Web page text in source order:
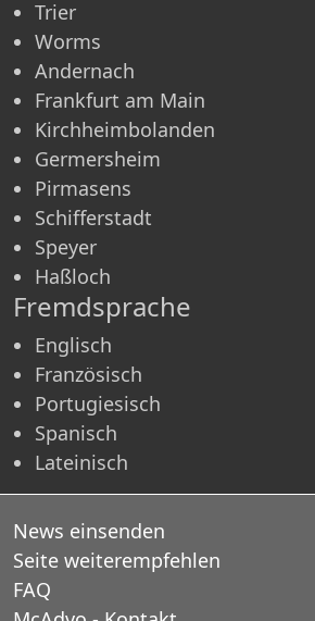
Trier
Worms
Andernach
Frankfurt am Main
Kirchheimbolanden
Germersheim
Pirmasens
Schifferstadt
Speyer
Haßloch
Fremdsprache
Englisch
Französisch
Portugiesisch
Spanisch
Lateinisch
News einsenden
Seite weiterempfehlen
FAQ